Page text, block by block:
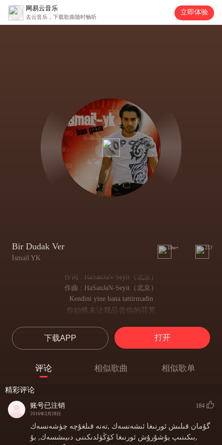
网易云音乐
去云音乐，下载歌曲随时畅听
立即体验
Bir Dudak Ver
İsmail YK
10w+ 217
作词 : HaSanJaN-Seyit（北京）
作曲 : HaSanJaN-Seyit（北京）
Kendini yine bana tattirmadin
你始终未让我品尝你的芬芳
总不让我尽享你容颜的绚烂
Seni siki siki siki sarilmadin
未曾与你紧紧相拥
唉 始终未给我机会 啊
Gec kaldim diyorsun günah be icim yandi
Tutsan ellerimi ne olur kirma beni
若执我手 求莫伤我心
下载APP 打开
评论 相似歌曲 相似歌单
精彩评论
账号已注销
2016年3月28日
184
گۇمان قىلىش ئورنىغا ئىشەنسەك ,تەنە قىلغۇچە چۈشەنسەك
,بىكىنىپ يۇشۇرۇش ئورنىغا كۆڭۈلدىكىنى دىيىشسەك, بۇ